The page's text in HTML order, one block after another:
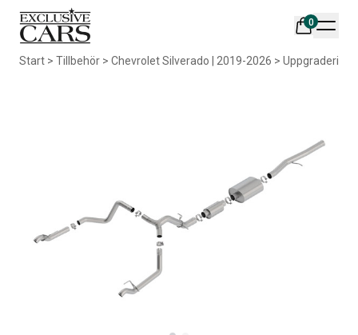
0
Din varukorg är tom
AIR DESIGN SPOILER I
MATTSVART
ORIGINAL SVARTA
Start > Tillbehör > Chevrolet Silverado | 2019-2026 > Uppgradering